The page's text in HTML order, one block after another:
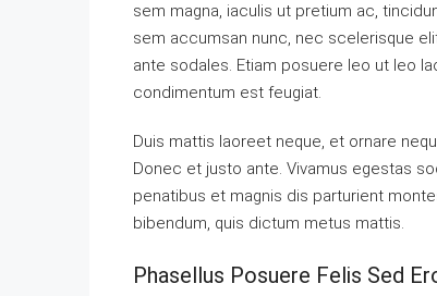
sem magna, iaculis ut pretium ac,
sem accumsan nunc, nec scelerisque
ante sodales. Etiam posuere leo ut leo
condimentum est feugiat.
Duis mattis laoreet neque, et ornare
Donec et justo ante. Vivamus egestas
penatibus et magnis dis parturient
bibendum, quis dictum metus mattis.
Phasellus Posuere Felis Sed